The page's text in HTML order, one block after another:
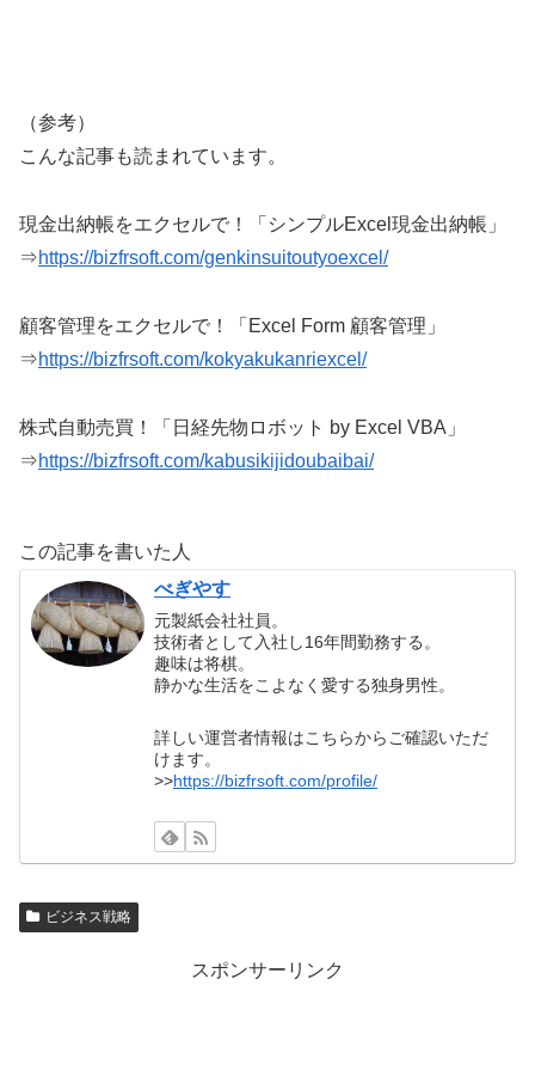
（参考）
こんな記事も読まれています。
現金出納帳をエクセルで！「シンプルExcel現金出納帳」
⇒https://bizfrsoft.com/genkinsuitoutyoexcel/
顧客管理をエクセルで！「Excel Form 顧客管理」
⇒https://bizfrsoft.com/kokyakukanriexcel/
株式自動売買！「日経先物ロボット by Excel VBA」
⇒https://bizfrsoft.com/kabusikijidoubaibai/
この記事を書いた人
べぎやす
元製紙会社社員。
技術者として入社し16年間勤務する。
趣味は将棋。
静かな生活をこよなく愛する独身男性。
詳しい運営者情報はこちらからご確認いただ
けます。
>>https://bizfrsoft.com/profile/
ビジネス戦略
スポンサーリンク